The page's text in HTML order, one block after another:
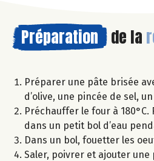
Préparation de la
Préparer une pâte brisée
d’olive, une pincée de sel, un
Préchauffer le four à 180°C.
dans un petit bol d’eau
Dans un bol, fouetter les
Saler, poivrer et ajouter une